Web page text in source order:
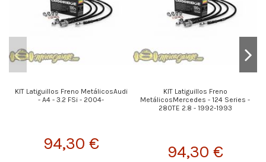
KIT Latiguillos Freno MetálicosAudi
- A4 - 3.2 FSi - 2004-
94,30 €
KIT Latiguillos Freno
MetálicosMercedes - 124 Series -
280TE 2.8 - 1992-1993
94,30 €